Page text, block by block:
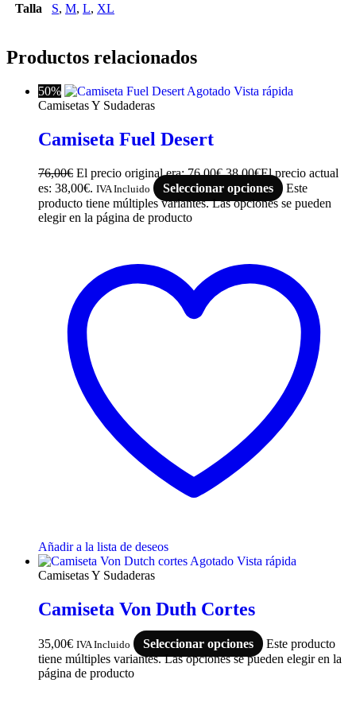
Talla S, M, L, XL
Productos relacionados
50% Agotado Vista rápida
Camisetas Y Sudaderas
Camiseta Fuel Desert
76,00€ El precio original era: 76,00€.38,00€El precio actual
es: 38,00€. IVA Incluido Seleccionar opciones
Este
producto tiene múltiples variantes. Las opciones se pueden
elegir en la página de producto
Añadir a la lista de deseos
Agotado Vista rápida
Camisetas Y Sudaderas
Camiseta Von Duth Cortes
35,00€ IVA Incluido Seleccionar opciones
Este producto
tiene múltiples variantes. Las opciones se pueden elegir en la
página de producto